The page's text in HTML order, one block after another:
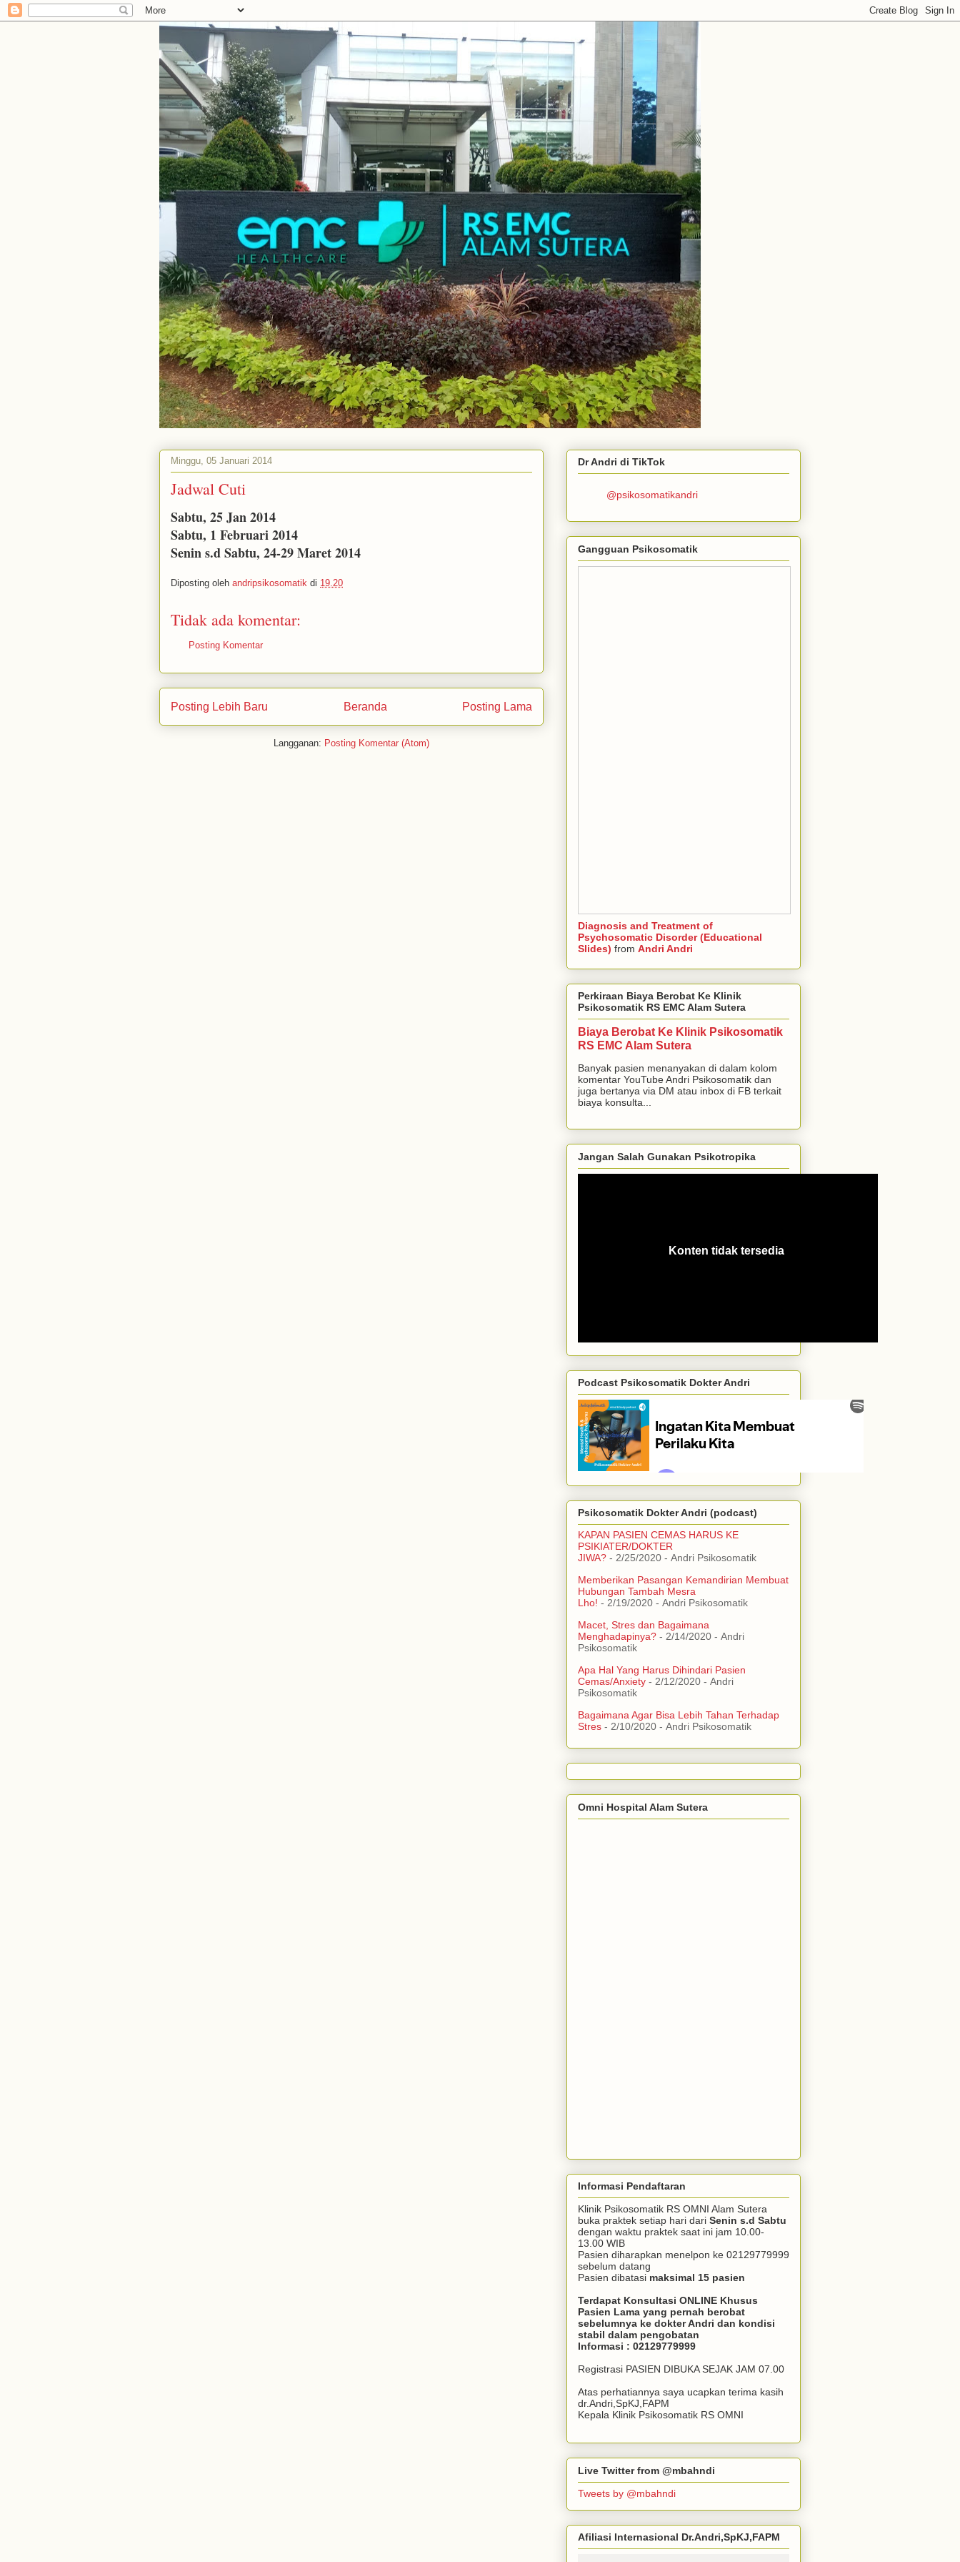
Minggu, 05 Januari 2014
Jadwal Cuti
Sabtu, 25 Jan 2014
Sabtu, 1 Februari 2014
Senin s.d Sabtu, 24-29 Maret 2014
Diposting oleh andripsikosomatik di 19.20
Tidak ada komentar:
Posting Komentar
Posting Lebih Baru Posting Lama
Beranda
Langganan: Posting Komentar (Atom)
Dr Andri di TikTok
@psikosomatikandri
Gangguan Psikosomatik
Diagnosis and Treatment of
Psychosomatic Disorder (Educational
Slides) from Andri Andri
Perkiraan Biaya Berobat Ke Klinik
Psikosomatik RS EMC Alam Sutera
Biaya Berobat Ke Klinik Psikosomatik
RS EMC Alam Sutera
Banyak pasien menanyakan di dalam kolom
komentar YouTube Andri Psikosomatik dan
juga bertanya via DM atau inbox di FB terkait
biaya konsulta...
Jangan Salah Gunakan Psikotropika
Podcast Psikosomatik Dokter Andri
Psikosomatik Dokter Andri (podcast)
KAPAN PASIEN CEMAS HARUS KE
PSIKIATER/DOKTER
JIWA? - 2/25/2020 - Andri Psikosomatik
Memberikan Pasangan Kemandirian Membuat
Hubungan Tambah Mesra
Lho! - 2/19/2020 - Andri Psikosomatik
Macet, Stres dan Bagaimana
Menghadapinya? - 2/14/2020 - Andri
Psikosomatik
Apa Hal Yang Harus Dihindari Pasien
Cemas/Anxiety - 2/12/2020 - Andri
Psikosomatik
Bagaimana Agar Bisa Lebih Tahan Terhadap
Stres - 2/10/2020 - Andri Psikosomatik
Omni Hospital Alam Sutera
Informasi Pendaftaran
Klinik Psikosomatik RS OMNI Alam Sutera
buka praktek setiap hari dari Senin s.d Sabtu
dengan waktu praktek saat ini jam 10.00-
13.00 WIB
Pasien diharapkan menelpon ke 02129779999
sebelum datang
Pasien dibatasi maksimal 15 pasien
Terdapat Konsultasi ONLINE Khusus
Pasien Lama yang pernah berobat
sebelumnya ke dokter Andri dan kondisi
stabil dalam pengobatan
Informasi : 02129779999
Registrasi PASIEN DIBUKA SEJAK JAM 07.00
Atas perhatiannya saya ucapkan terima kasih
dr.Andri,SpKJ,FAPM
Kepala Klinik Psikosomatik RS OMNI
Live Twitter from @mbahndi
Tweets by @mbahndi
Afiliasi Internasional Dr.Andri,SpKJ,FAPM